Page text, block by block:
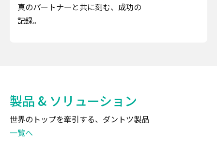
真のパートナーと共に刻む、成功の
記録。
製品 & ソリューション
世界のトップを牽引する、ダントツ製品
一覧へ